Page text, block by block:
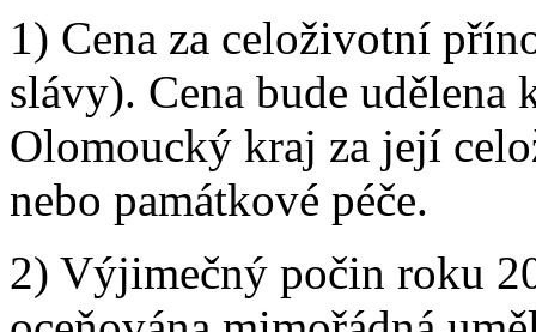
1) Cena za celoživotní
slávy). Cena bude udělena
Olomoucký kraj za její
nebo památkové péče.
2) Výjimečný počin roku